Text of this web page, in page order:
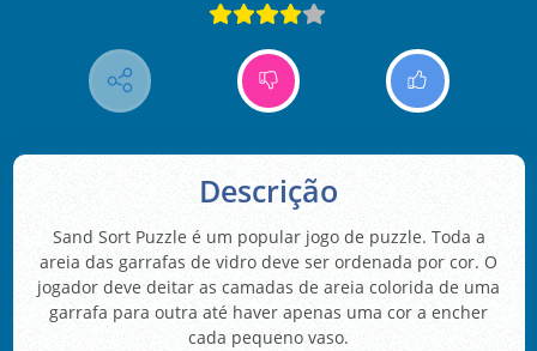
Descrição
Sand Sort Puzzle é um popular jogo de puzzle. Toda a
areia das garrafas de vidro deve ser ordenada por cor. O
jogador deve deitar as camadas de areia colorida de uma
garrafa para outra até haver apenas uma cor a encher
cada pequeno vaso.